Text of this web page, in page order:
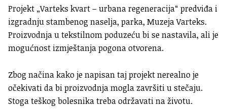
Projekt „Varteks kvart – urbana regeneracija“ predviđa i
izgradnju stambenog naselja, parka, Muzeja Varteks.
Proizvodnja u tekstilnom poduzeću bi se nastavila, ali je
mogućnost izmještanja pogona otvorena.
Zbog načina kako je napisan taj projekt nerealno je
očekivati da bi proizvodnja mogla završiti u stečaju.
Stoga teškog bolesnika treba održavati na životu.